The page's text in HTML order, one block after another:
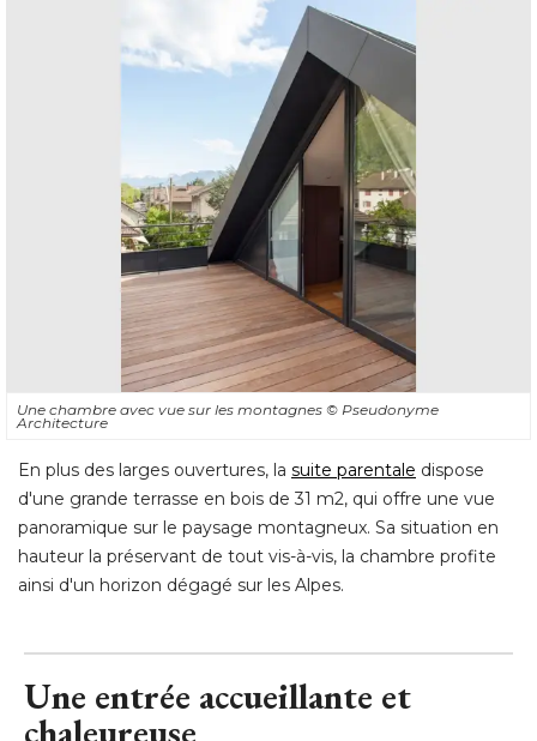
Une chambre avec vue sur les montagnes © Pseudonyme
Architecture
En plus des larges ouvertures, la suite parentale dispose
d'une grande terrasse en bois de 31 m2, qui offre une vue
panoramique sur le paysage montagneux. Sa situation en
hauteur la préservant de tout vis-à-vis, la chambre profite
ainsi d'un horizon dégagé sur les Alpes.
Une entrée accueillante et